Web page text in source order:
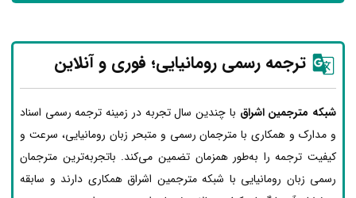
ترجمه رسمی رومانیایی؛ فوری و آنلاین
شبکه مترجمین اشراق با چندین سال تجربه در زمینه ترجمه رسمی اسناد
و مدارک و همکاری با مترجمان رسمی و متبحر زبان رومانیایی، سرعت و
کیفیت ترجمه را به‌طور همزمان تضمین می‌کند. باتجربه‌ترین مترجمان
رسمی زبان رومانیایی با شبکه مترجمین اشراق همکاری دارند و سابقه